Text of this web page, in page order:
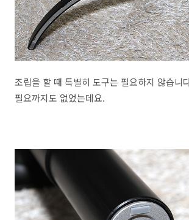
조립을 할 때 특별히 도구는 필요하지 않습니
필요까지도 없었는데요.